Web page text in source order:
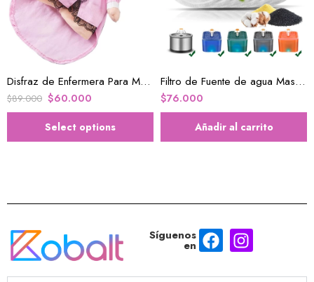
Disfraz de Enfermera Para Mascotas
$89.000 $60.000
TALLA S
Select options
Filtro de Fuente de agua Mascotas x 8
$76.000
Añadir al carrito
Síguenos
en